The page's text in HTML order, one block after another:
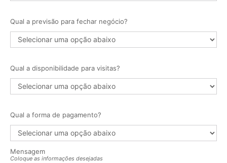
Qual a previsão para fechar negócio?
Qual a disponibilidade para visitas?
Qual a forma de pagamento?
Mensagem
Coloque as informações desejadas